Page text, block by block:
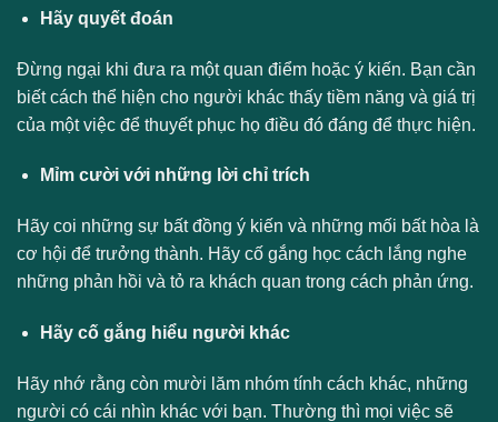
Hãy quyết đoán
Đừng ngại khi đưa ra một quan điểm hoặc ý kiến. Bạn cần
biết cách thể hiện cho người khác thấy tiềm năng và giá trị
của một việc để thuyết phục họ điều đó đáng để thực hiện.
Mỉm cười với những lời chỉ trích
Hãy coi những sự bất đồng ý kiến và những mối bất hòa là
cơ hội để trưởng thành. Hãy cố gắng học cách lắng nghe
những phản hồi và tỏ ra khách quan trong cách phản ứng.
Hãy cố gắng hiểu người khác
Hãy nhớ rằng còn mười lăm nhóm tính cách khác, những
người có cái nhìn khác với bạn. Thường thì mọi việc sẽ